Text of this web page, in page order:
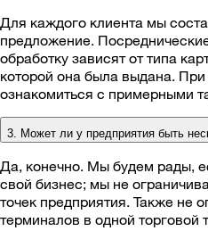
Для каждого клиента мы
предложение.
обработку зависят от типа
которой она была выдана.
ознакомиться с примерными
3. Может ли у предприятия быть
Да, конечно. Мы будем рады,
свой бизнес; мы не
точек предприятия. Также не
терминалов в одной торговой